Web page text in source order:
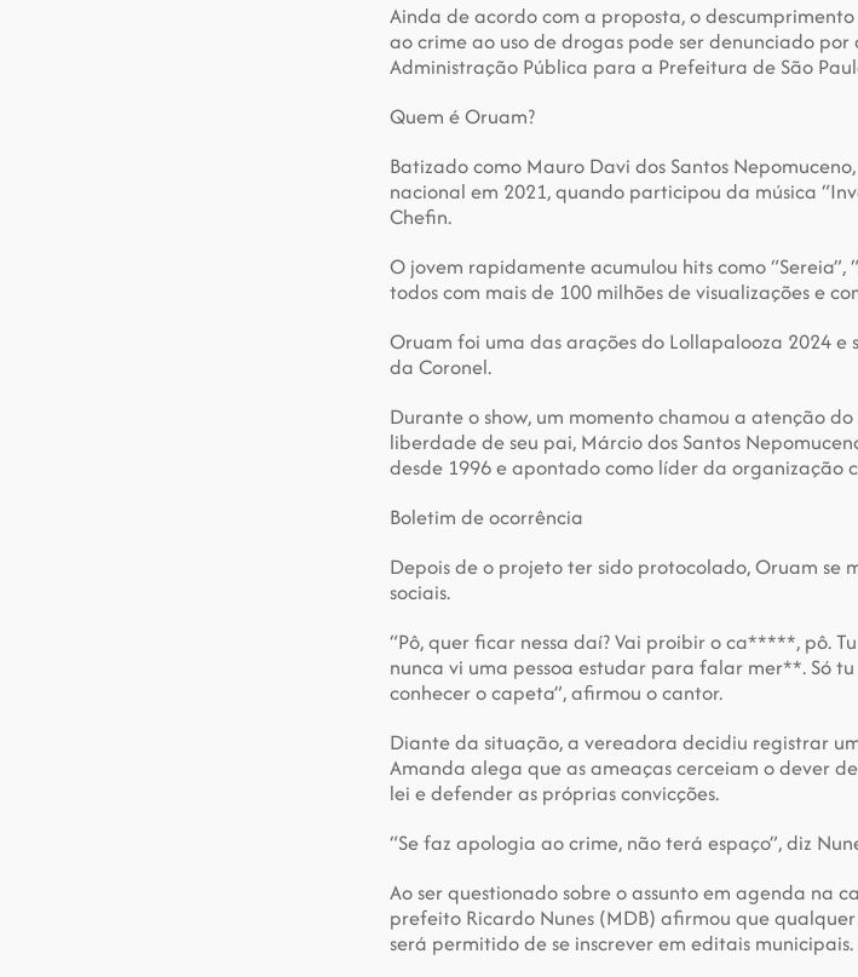
Ainda de acordo com a proposta, o
ao crime ao uso de drogas pode ser denunciado
Administração Pública para a Prefeitura de São
Quem é Oruam?
Batizado como Mauro Davi dos Santos
nacional em 2021, quando participou da música
Chefin.
O jovem rapidamente acumulou hits como “Sereia”,
todos com mais de 100 milhões de visualizações e
Oruam foi uma das arações do Lollapalooza 2024 e
da Coronel.
Durante o show, um momento chamou a atenção
liberdade de seu pai, Márcio dos Santos
desde 1996 e apontado como líder da organização
Boletim de ocorrência
Depois de o projeto ter sido protocolado, Oruam se
sociais.
“Pô, quer ficar nessa daí? Vai proibir o ca*****, pô.
nunca vi uma pessoa estudar para falar mer**. Só
conhecer o capeta”, afirmou o cantor.
Diante da situação, a vereadora decidiu registrar
Amanda alega que as ameaças cerceiam o dever
lei e defender as próprias convicções.
“Se faz apologia ao crime, não terá espaço”, diz
Ao ser questionado sobre o assunto em agenda na
prefeito Ricardo Nunes (MDB) afirmou que
será permitido de se inscrever em editais municipais.